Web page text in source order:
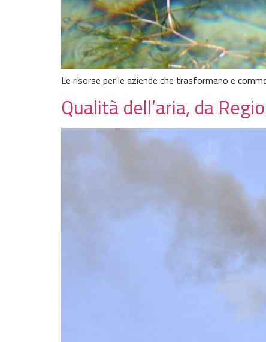
Le risorse per le aziende che trasformano e
Qualità dell’aria, da